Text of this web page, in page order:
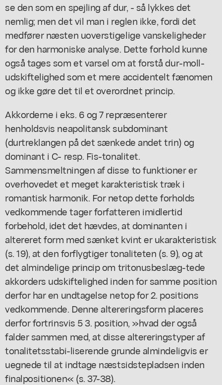
se den som en spejling af dur, - så lykkes det
nemlig; men det vil man i reglen ikke, fordi det
medfører næsten uoverstigelige vanskeligheder
for den harmoniske analyse. Dette forhold kunne
også tages som et varsel om at forstå dur-moll-
udskiftelighed som et mere accidentelt fænomen
og ikke gøre det til et overordnet princip.
Akkorderne i eks. 6 og 7 repræsenterer
henholdsvis neapolitansk subdominant
(durtreklangen på det sænkede andet trin) og
dominant i C- resp. Fis-tonalitet.
Sammensmeltningen af disse to funktioner er
overhovedet et meget karakteristisk træk i
romantisk harmonik. For netop dette forholds
vedkommende tager forfatteren imidlertid
forbehold, idet det hævdes, at dominanten i
altereret form med sænket kvint er ukarakteristisk
(s. 19), at den forflygtiger tonaliteten (s. 9), og at
det almindelige princip om tritonusbeslæg-tede
akkorders udskiftelighed inden for samme position
derfor har en undtagelse netop for 2. positions
vedkommende. Denne altereringsform placeres
derfor fortrinsvis 5 3. position, »hvad der også
falder sammen med, at disse altereringstyper af
tonalitetsstabi-liserende grunde almindeligvis er
uegnede til at indtage næstsidstepladsen inden
finalpositionen« (s. 37-38).